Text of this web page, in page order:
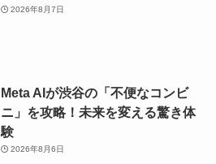
2026年8月7日
Meta AIが渋谷の「不便なコンビ
ニ」を攻略！未来を変える驚き体
験
2026年8月6日